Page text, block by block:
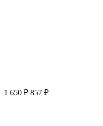
1 650 ₽ 857 ₽